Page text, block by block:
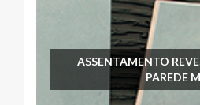
ASSENTAMENTO
PAREDE